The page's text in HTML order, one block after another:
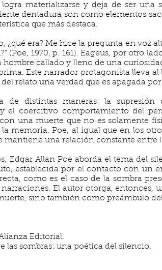
materializarse y deja de ser una
dentadura son como elementos
que más destaca.
¿qué era? Me hice la pregunta en voz
(Poe, 1970, p. 161). Eageus, por otro
hombre callado y lleno de una
Este narrador protagonista lleva
relato una verdad que es apagada
de distintas maneras: la
el coercitivo comportamiento del
una muerte que no es solamente
memoria. Poe, al igual que en los
mantiene una relación constante entre
Edgar Allan Poe aborda el tema del
establecida por el contacto con un
como es el caso de la sombra
narraciones. El autor otorga,
sino también como preámbulo
Editorial.
las sombras: una poética del silencio.